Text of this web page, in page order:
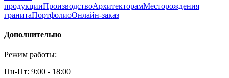
продукцииПроизводствоАрхитекторамМесторождения
гранитаПортфолиоОнлайн-заказ
Дополнительно
Режим работы:
Пн-Пт: 9:00 - 18:00